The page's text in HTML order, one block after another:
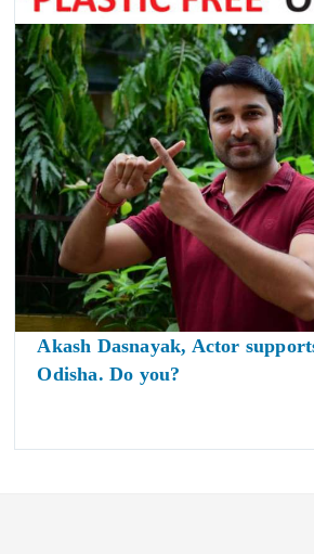
Akash Dasnayak, Actor
Odisha. Do you?